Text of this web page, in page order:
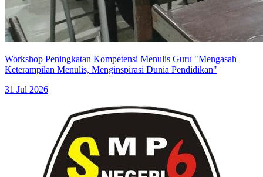
Workshop Peningkatan Kompetensi Menulis Guru "Mengasah
Keterampilan Menulis, Menginspirasi Dunia Pendidikan"
31 Jul 2026